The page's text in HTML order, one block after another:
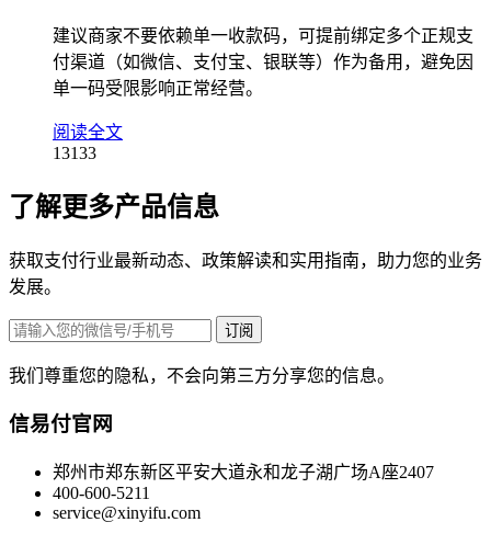
建议商家不要依赖单一收款码，可提前绑定多个正规支
付渠道（如微信、支付宝、银联等）作为备用，避免因
单一码受限影响正常经营。
阅读全文
13133
了解更多产品信息
获取支付行业最新动态、政策解读和实用指南，助力您的业务
发展。
订阅
我们尊重您的隐私，不会向第三方分享您的信息。
信易付官网
郑州市郑东新区平安大道永和龙子湖广场A座2407
400-600-5211
service@xinyifu.com